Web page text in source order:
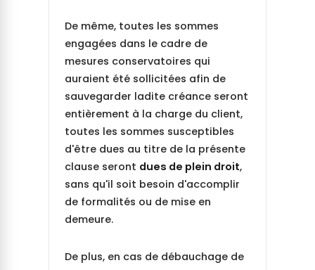
De même, toutes les sommes
engagées dans le cadre de
mesures conservatoires qui
auraient été sollicitées afin de
sauvegarder ladite créance seront
entièrement à la charge du client,
toutes les sommes susceptibles
d'être dues au titre de la présente
clause seront dues de plein droit,
sans qu'il soit besoin d'accomplir
de formalités ou de mise en
demeure.
De plus, en cas de débauchage de